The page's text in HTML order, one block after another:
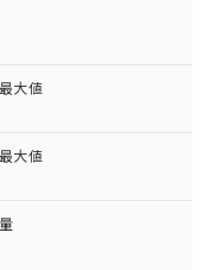
大値
大値